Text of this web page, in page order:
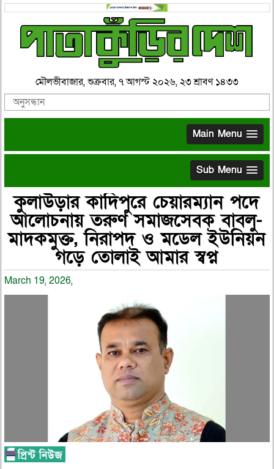
মৌলভীবাজার, শুক্রবার, ৭ আগস্ট ২০২৬, ২৩ শ্রাবণ ১৪৩৩
Main Menu
Sub Menu
কুলাউড়ার কাদিপুরে চেয়ারম্যান পদে
আলোচনায় তরুণ সমাজসেবক বাবলু-
মাদকমুক্ত, নিরাপদ ও মডেল ইউনিয়ন
গড়ে তোলাই আমার স্বপ্ন
March 19, 2026,